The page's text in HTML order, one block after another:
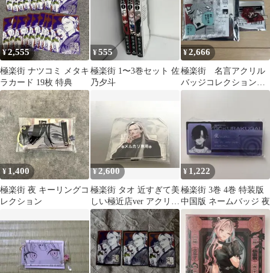
¥2,555
極楽街 ナツコミ メタキ
ラカード 19枚 特典
¥555
極楽街 1〜3巻セット 佐
乃夕斗
¥2,666
極楽街 名言アクリル
バッジコレクション
第１弾 アルマ アクリ
¥ 1,400
極楽街 夜 キーリングコ
レクション
¥2,600
極楽街 タオ 近すぎて美
しい極近店ver アクリル
スタンド
¥ 1,222
極楽街 3巻 4巻 特装版
中国版 ネームバッジ 夜